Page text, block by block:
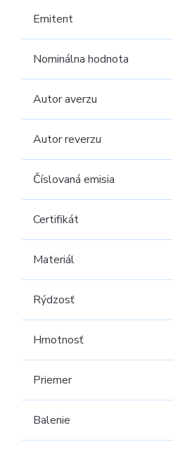
Emitent
Nominálna hodnota
Autor averzu
Autor reverzu
Číslovaná emisia
Certifikát
Materiál
Rýdzosť
Hmotnosť
Priemer
Balenie